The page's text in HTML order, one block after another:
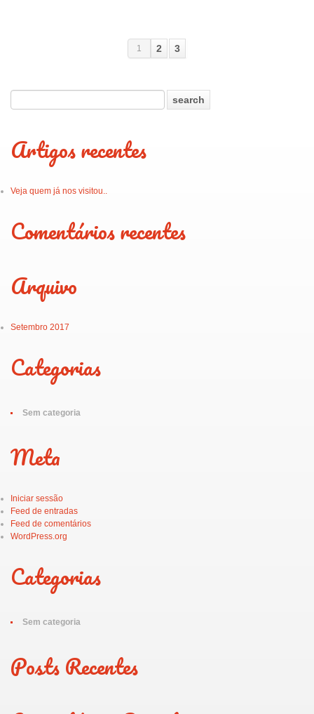
1 2 3
Artigos recentes
Veja quem já nos visitou..
Comentários recentes
Arquivo
Setembro 2017
Categorias
Sem categoria
Meta
Iniciar sessão
Feed de entradas
Feed de comentários
WordPress.org
Categorias
Sem categoria
Posts Recentes